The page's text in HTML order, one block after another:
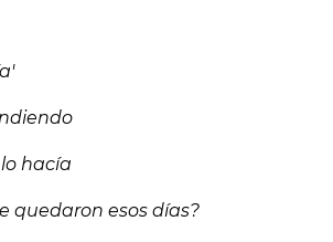
hacía
quedaron esos días?